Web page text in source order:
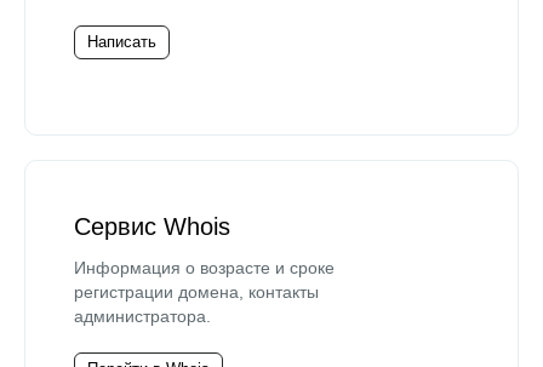
Написать
Сервис Whois
Информация о возрасте и сроке
регистрации домена, контакты
администратора.